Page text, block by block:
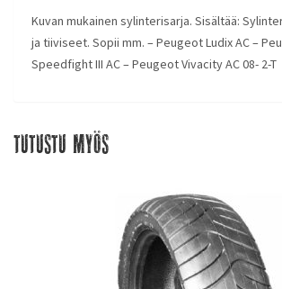
Kuvan mukainen sylinterisarja. Sisältää:
ja tiiviseet. Sopii mm. – Peugeot Ludix AC –
Speedfight III AC – Peugeot Vivacity AC 08- 2-T
Tutustu myös